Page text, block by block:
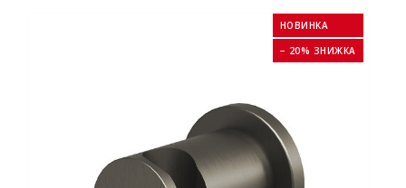
НОВИНКА
− 20% ЗНИЖКА